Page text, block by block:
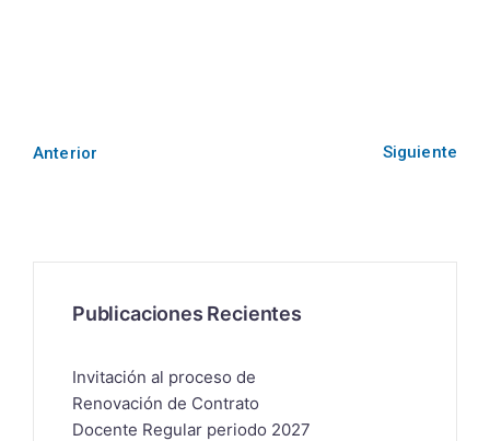
Anterior Siguiente
Publicaciones Recientes
Invitación al proceso de
Renovación de Contrato
Docente Regular periodo 2027